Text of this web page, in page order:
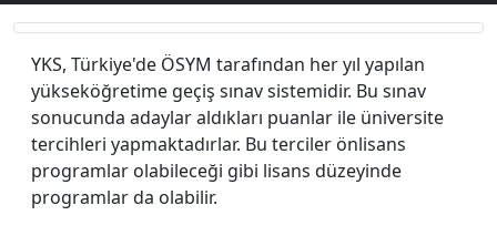
YKS, Türkiye'de ÖSYM tarafından her yıl yapılan
yükseköğretime geçiş sınav sistemidir. Bu sınav
sonucunda adaylar aldıkları puanlar ile üniversite
tercihleri yapmaktadırlar. Bu terciler önlisans
programlar olabileceği gibi lisans düzeyinde
programlar da olabilir.